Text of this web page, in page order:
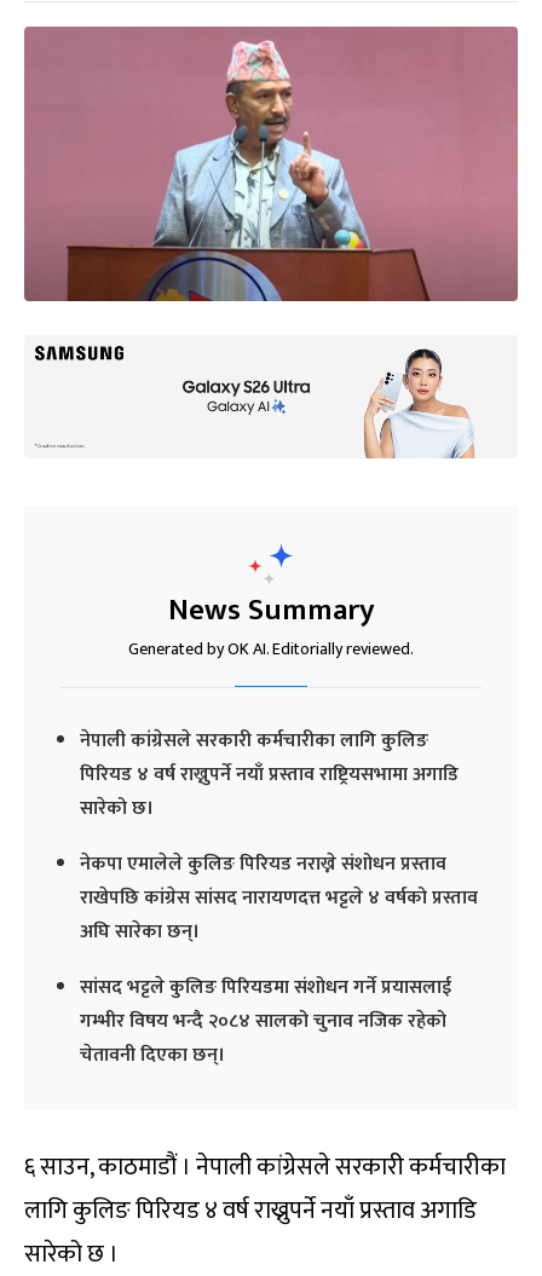
News Summary
Generated by OK AI. Editorially reviewed.
नेपाली कांग्रेसले सरकारी कर्मचारीका लागि कुलिङ
पिरियड ४ वर्ष राख्नुपर्ने नयाँ प्रस्ताव राष्ट्रियसभामा अगाडि
सारेको छ।
नेकपा एमालेले कुलिङ पिरियड नराख्ने संशोधन प्रस्ताव
राखेपछि कांग्रेस सांसद नारायणदत्त भट्टले ४ वर्षको प्रस्ताव
अघि सारेका छन्।
सांसद भट्टले कुलिङ पिरियडमा संशोधन गर्ने प्रयासलाई
गम्भीर विषय भन्दै २०८४ सालको चुनाव नजिक रहेको
चेतावनी दिएका छन्।
६ साउन, काठमाडौं । नेपाली कांग्रेसले सरकारी कर्मचारीका
लागि कुलिङ पिरियड ४ वर्ष राख्नुपर्ने नयाँ प्रस्ताव अगाडि
सारेको छ ।